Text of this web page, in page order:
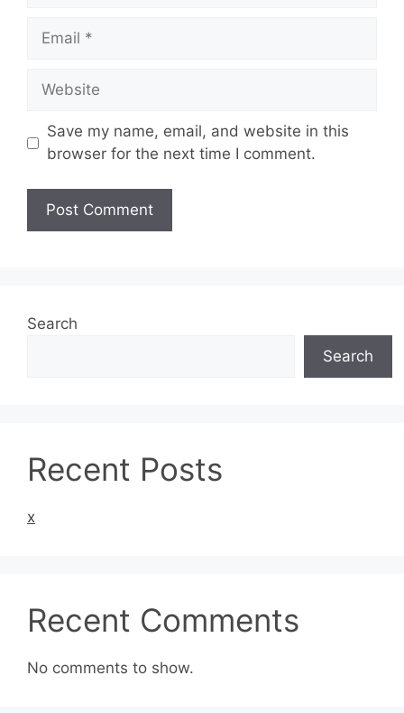
Email
Website
Save my name, email, and website in this
browser for the next time I comment.
Search
Search
Recent Posts
x
Recent Comments
No comments to show.